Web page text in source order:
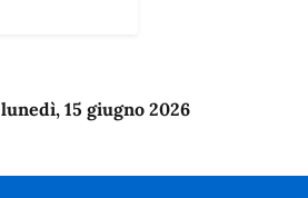
lunedì, 15 giugno 2026